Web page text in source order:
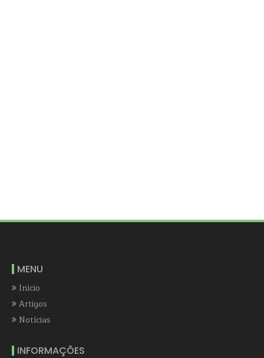
MENU
Início
Artigos
Notícias
INFORMAÇÕES